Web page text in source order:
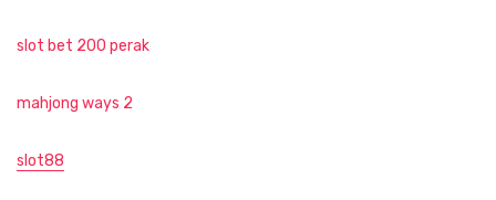
slot bet 200 perak
mahjong ways 2
slot88